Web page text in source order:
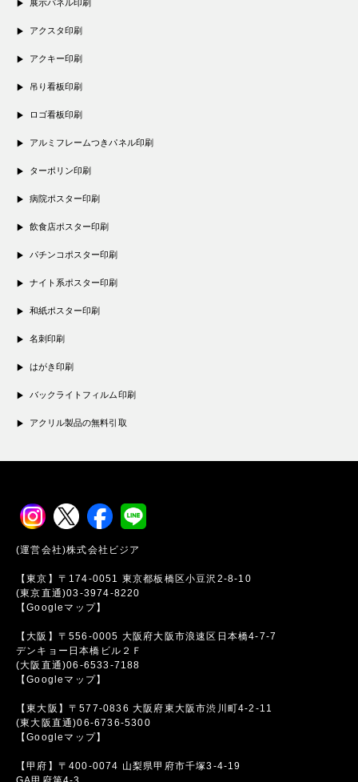
展示パネル印刷
アクスタ印刷
アクキー印刷
吊り看板印刷
ロゴ看板印刷
アルミフレームつきパネル印刷
ターポリン印刷
病院ポスター印刷
飲食店ポスター印刷
パチンコポスター印刷
ナイト系ポスター印刷
和紙ポスター印刷
名刺印刷
はがき印刷
バックライトフィルム印刷
アクリル製品の無料引取
(運営会社)株式会社ビジア
【東京】〒174-0051 東京都板橋区小豆沢2-8-10
(東京直通)03-3974-8220
【Googleマップ】
【大阪】〒556-0005 大阪府大阪市浪速区日本橋4-7-7
デンキョー日本橋ビル２Ｆ
(大阪直通)06-6533-7188
【Googleマップ】
【東大阪】〒577-0836 大阪府東大阪市渋川町4-2-11
(東大阪直通)06-6736-5300
【Googleマップ】
【甲府】〒400-0074 山梨県甲府市千塚3-4-19